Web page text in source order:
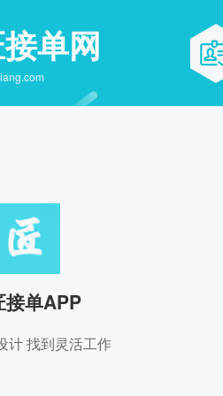
单网
接单APP
计 找到灵活工作